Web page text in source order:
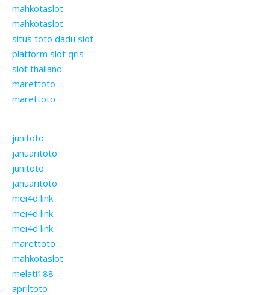
mahkotaslot
mahkotaslot
situs toto dadu slot
platform slot qris
slot thailand
marettoto
marettoto
junitoto
januaritoto
junitoto
januaritoto
mei4d link
mei4d link
mei4d link
marettoto
mahkotaslot
melati188
apriltoto